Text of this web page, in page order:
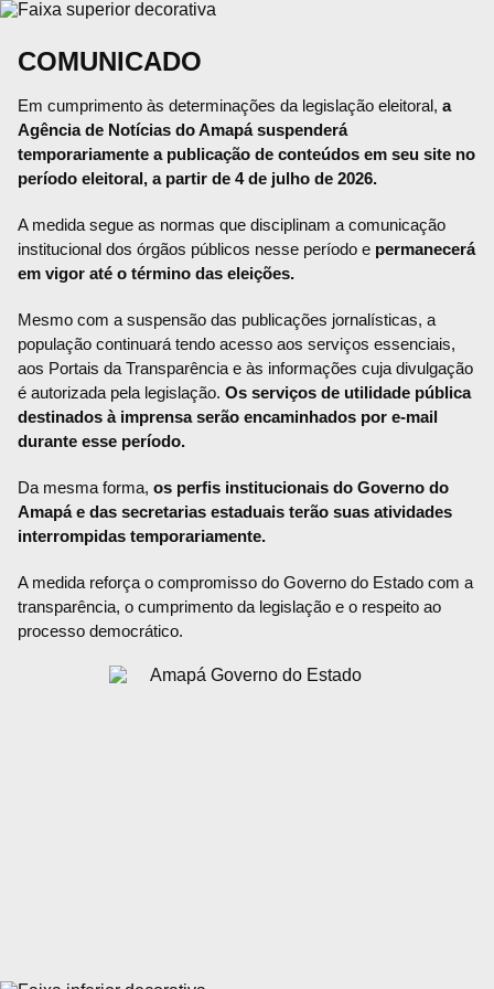
COMUNICADO
Em cumprimento às determinações da legislação eleitoral, a
Agência de Notícias do Amapá suspenderá
temporariamente a publicação de conteúdos em seu site no
período eleitoral, a partir de 4 de julho de 2026.
A medida segue as normas que disciplinam a comunicação
institucional dos órgãos públicos nesse período e permanecerá
em vigor até o término das eleições.
Mesmo com a suspensão das publicações jornalísticas, a
população continuará tendo acesso aos serviços essenciais,
aos Portais da Transparência e às informações cuja divulgação
é autorizada pela legislação. Os serviços de utilidade pública
destinados à imprensa serão encaminhados por e-mail
durante esse período.
Da mesma forma, os perfis institucionais do Governo do
Amapá e das secretarias estaduais terão suas atividades
interrompidas temporariamente.
A medida reforça o compromisso do Governo do Estado com a
transparência, o cumprimento da legislação e o respeito ao
processo democrático.